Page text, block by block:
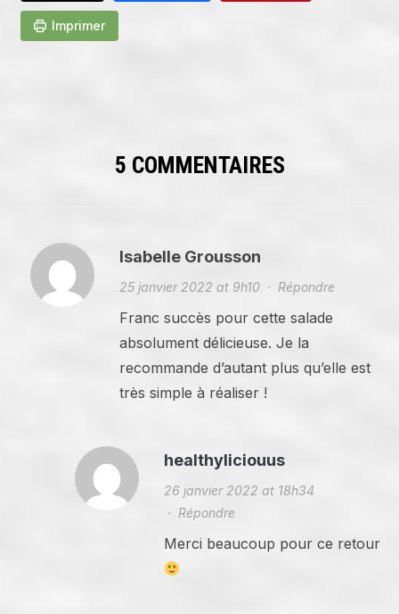
Imprimer
5 COMMENTAIRES
Isabelle Grousson
25 janvier 2022 at 9h10· Répondre
Franc succès pour cette salade
absolument délicieuse. Je la
recommande d’autant plus qu’elle est
très simple à réaliser !
healthyliciouus
26 janvier 2022 at 18h34
· Répondre
Merci beaucoup pour ce retour